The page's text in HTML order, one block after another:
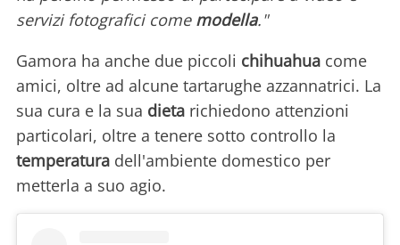
servizi fotografici come modella."
Gamora ha anche due piccoli chihuahua come
amici, oltre ad alcune tartarughe azzannatrici. La
sua cura e la sua dieta richiedono attenzioni
particolari, oltre a tenere sotto controllo la
temperatura dell'ambiente domestico per
metterla a suo agio.